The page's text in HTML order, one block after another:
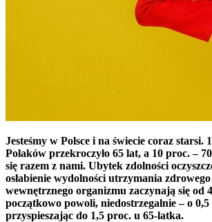
Jesteśmy w Polsce i na świecie coraz starsi.
Polaków przekroczyło 65 lat, a 10 proc. –
się razem z nami. Ubytek zdolności
osłabienie wydolności utrzymania
wewnętrznego organizmu zaczynają się od
początkowo powoli, niedostrzegalnie – o
przyspieszając do 1,5 proc. u 65-latka.